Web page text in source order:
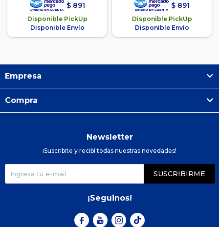
$ 891
Disponible PickUp
Disponible Envío
$ 891
Disponible PickUp
Disponible Envío
Empresa
Compra
Newsletter
¡Suscribite y recibí todas nuestras novedades!
SUSCRIBIRME
¡Seguinos!
  